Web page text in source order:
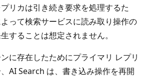
リカは引き続き要求を処理するた
って検索サービスに読み取り操作の
することは想定されません。
に存在したためにプライマリ レプリ
AI Search は、書き込み操作を再開